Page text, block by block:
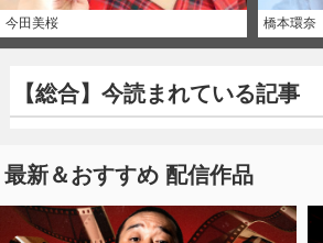
今田美桜 橋本環奈
【総合】今読まれている記事
最新＆おすすめ 配信作品